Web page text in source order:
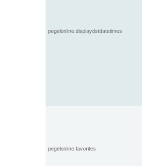
pegelonline.displaydstdatetimes
pegelonline.favorites